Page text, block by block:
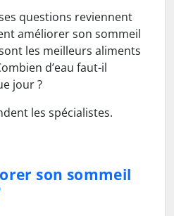
questions reviennent
améliorer son sommeil
les meilleurs aliments
d’eau faut-il
jour ?
les spécialistes.
son sommeil